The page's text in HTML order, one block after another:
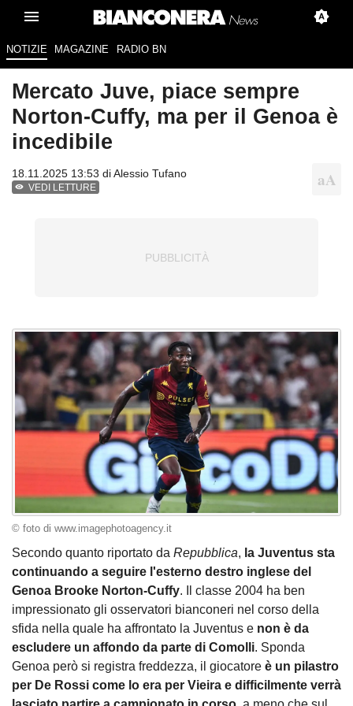
NOTIZIE MAGAZINE RADIO BN
Mercato Juve, piace sempre
Norton-Cuffy, ma per il Genoa è
incedibile
18.11.2025 13:53 diAlessio Tufano
VEDI LETTURE
© foto di www.imagephotoagency.it
Secondo quanto riportato da Repubblica, la Juventus sta
continuando a seguire l'esterno destro inglese del
Genoa Brooke Norton-Cuffy. Il classe 2004 ha ben
impressionato gli osservatori bianconeri nel corso della
sfida nella quale ha affrontato la Juventus e non è da
escludere un affondo da parte di Comolli. Sponda
Genoa però si registra freddezza, il giocatore è un pilastro
per De Rossi come lo era per Vieira e difficilmente verrà